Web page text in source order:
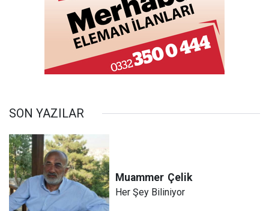
SON YAZILAR
Muammer Çelik
Her Şey Biliniyor